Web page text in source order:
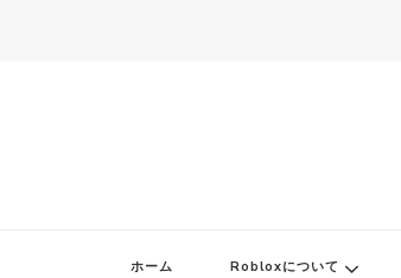
ホーム Robloxについて